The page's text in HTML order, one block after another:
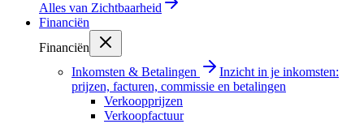
Alles van Zichtbaarheid
Financiën
Financiën
Inkomsten & Betalingen
Inzicht in je inkomsten:
prijzen, facturen, commissie en betalingen
Verkoopprijzen
Verkoopfactuur